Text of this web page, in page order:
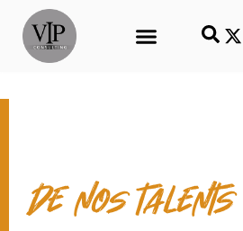
CONTACT &
de nos talents